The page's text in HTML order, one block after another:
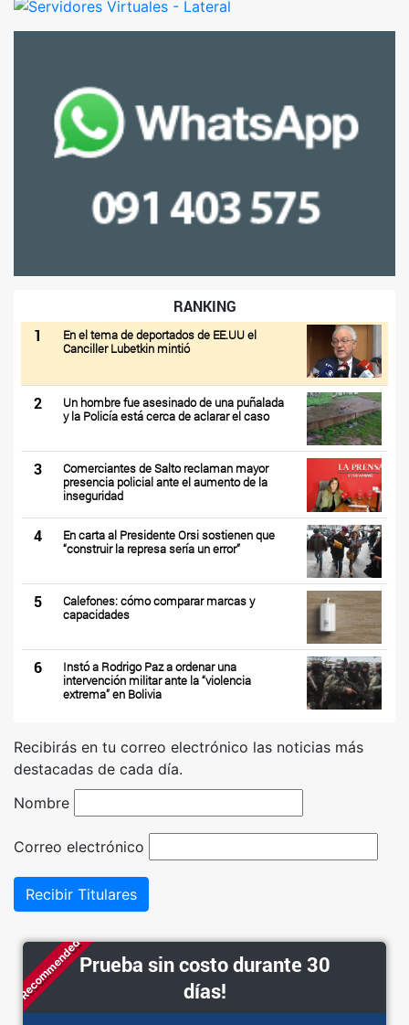
RANKING
1
En el tema de deportados de EE.UU el
Canciller Lubetkin mintió
2
Un hombre fue asesinado de una puñalada
y la Policía está cerca de aclarar el caso
3
Comerciantes de Salto reclaman mayor
presencia policial ante el aumento de la
inseguridad
4
En carta al Presidente Orsi sostienen que
“construir la represa sería un error”
5
Calefones: cómo comparar marcas y
capacidades
6
Instó a Rodrigo Paz a ordenar una
intervención militar ante la “violencia
extrema” en Bolivia
Recibirás en tu correo electrónico las noticias más
destacadas de cada día.
Nombre
Correo electrónico
Recibir Titulares
RecommendedPrueba sin costo durante 30
días!